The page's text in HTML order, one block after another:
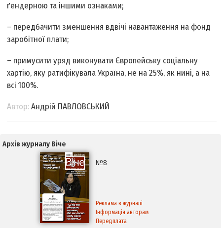
ґендерною та іншими ознаками;
– передбачити зменшення вдвічі навантаження на фонд
заробітної плати;
– примусити уряд виконувати Європейську соціальну
хартію, яку ратифікувала Україна, не на 25%, як нині, а на
всі 100%.
Автор:Андрій ПАВЛОВСЬКИЙ
Архів журналу Віче
№8
Реклама в журналі
Інформація авторам
Передплата